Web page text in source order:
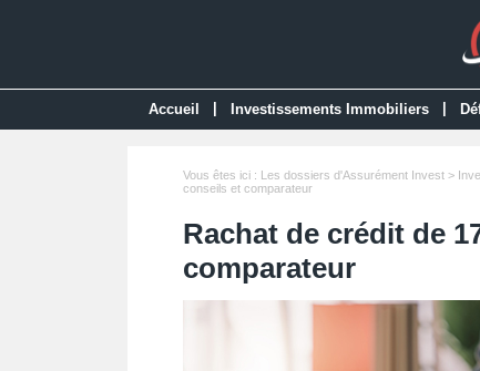
Accueil Investissements Immobiliers
Vous êtes ici : Les dossiers d'Assurément Invest>
conseils et comparateur
Rachat de crédit de
comparateur